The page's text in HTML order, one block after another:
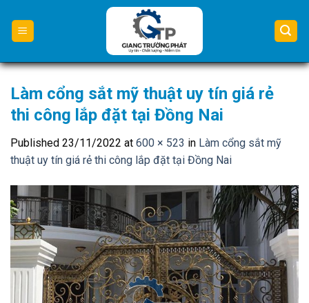
content
Làm cổng sắt mỹ thuật uy tín giá rẻ
thi công lắp đặt tại Đồng Nai
Published 23/11/2022 at 600 × 523 in Làm cổng sắt mỹ
thuật uy tín giá rẻ thi công lắp đặt tại Đồng Nai